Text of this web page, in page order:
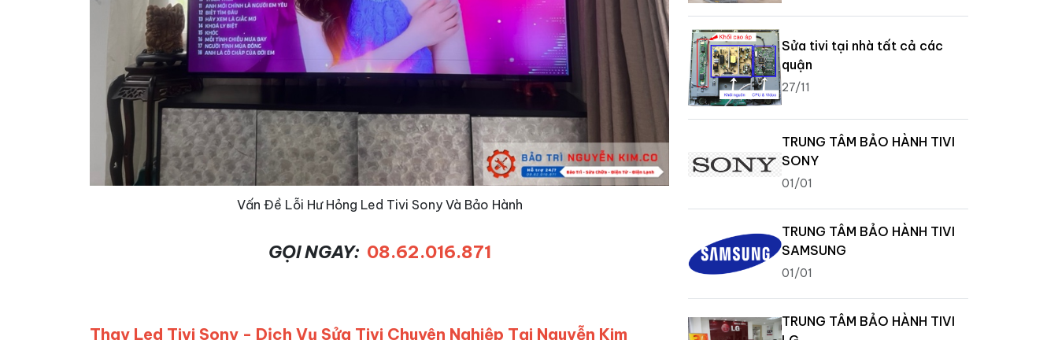
Vấn Đề Lỗi Hư Hỏng Led Tivi Sony Và Bảo Hành
GỌI NGAY: 08.62.016.871
Thay Led Tivi Sony - Dịch Vụ Sửa Tivi Chuyên Nghiệp Tại Nguyễn Kim
Sửa tivi tại nhà tất cả các
quận
27/11
TRUNG TÂM BẢO HÀNH TIVI
SONY
01/01
TRUNG TÂM BẢO HÀNH TIVI
SAMSUNG
01/01
TRUNG TÂM BẢO HÀNH TIVI